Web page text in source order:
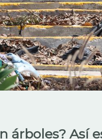
árboles? Así